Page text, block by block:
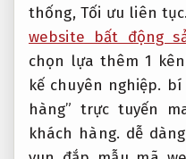
thống,Tối ưu liên tục.
website bất động
chọn lựa thêm 1
kế chuyên nghiệp. bí
hàng” trực tuyến
khách hàng. dễ